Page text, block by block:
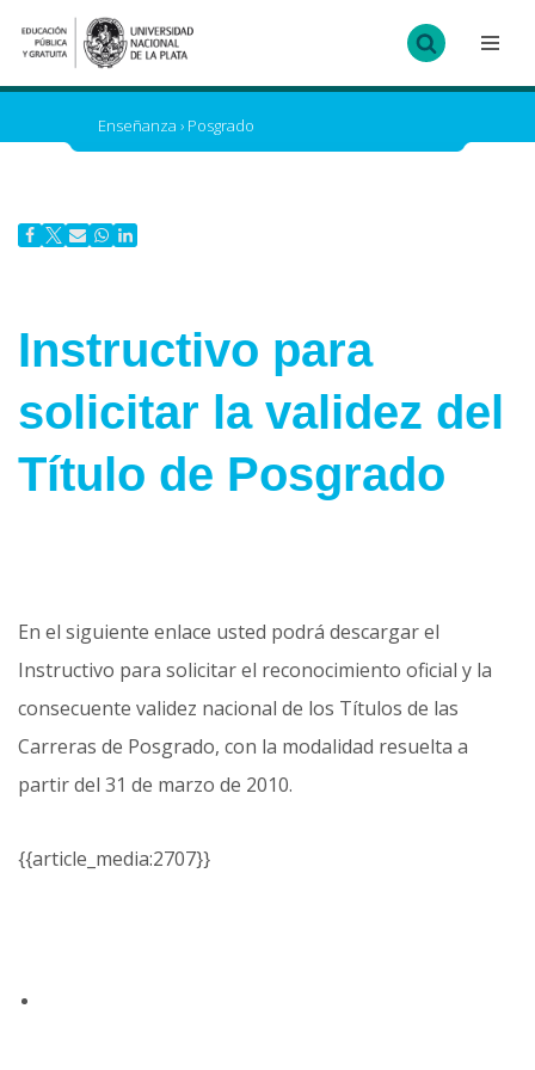
Ir
al
Enseñanza › Posgrado
Instructivo para
solicitar la validez del
Título de Posgrado
En el siguiente enlace usted podrá descargar el
Instructivo para solicitar el reconocimiento oficial y la
consecuente validez nacional de los Títulos de las
Carreras de Posgrado, con la modalidad resuelta a
partir del 31 de marzo de 2010.
{{article_media:2707}}